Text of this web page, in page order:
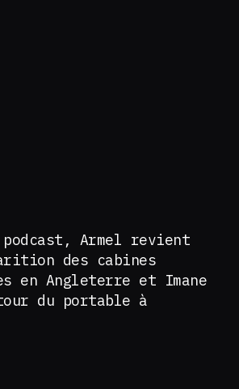
podcast, Armel revient
des cabines
en Angleterre et Imane
du portable à